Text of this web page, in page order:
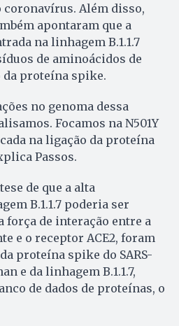
Além disso,
apontaram que a
na linhagem B.1.1.7
de aminoácidos de
proteína spike.
no genoma dessa
Focamos na N501Y
na ligação da proteína
Passos.
de que a alta
B.1.1.7 poderia ser
força de interação entre a
e o receptor ACE2, foram
proteína spike do SARS-
e da linhagem B.1.1.7,
de dados de proteínas, o